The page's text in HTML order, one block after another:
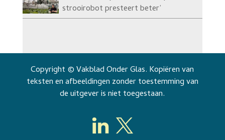
strooirobot presteert beter’
Copyright © Vakblad Onder Glas. Kopiëren van
teksten en afbeeldingen zonder toestemming van
de uitgever is niet toegestaan.